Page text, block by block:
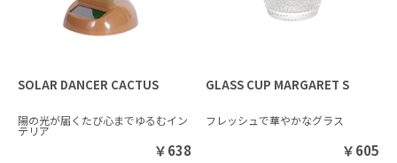
SOLAR DANCER CACTUS
陽の光が届くたび心までゆるむイン
テリア
￥638
GLASS CUP MARGARET S
フレッシュで華やかなグラス
￥605